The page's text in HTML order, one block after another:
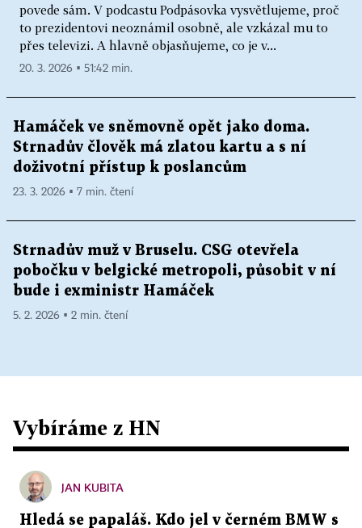
povede sám. V podcastu Podpásovka vysvětlujeme, proč
to prezidentovi neoznámil osobně, ale vzkázal mu to
přes televizi. A hlavně objasňujeme, co je v...
20. 3. 2026 ▪ 51:42 min.
Hamáček ve sněmovně opět jako doma.
Strnadův člověk má zlatou kartu a s ní
doživotní přístup k poslancům
23. 3. 2026 ▪ 7 min. čtení
Strnadův muž v Bruselu. CSG otevřela
pobočku v belgické metropoli, působit v ní
bude i exministr Hamáček
5. 2. 2026 ▪ 2 min. čtení
Vybíráme z HN
JAN KUBITA
Hledá se papaláš. Kdo jel v černém BMW s